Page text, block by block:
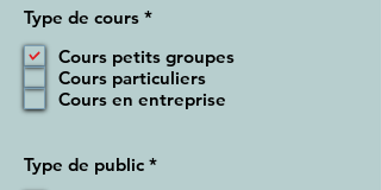
Type de cours *O
l
i
g
a
i
Cours petits groupes
Cours particuliers
Cours en entreprise
Type de public *O